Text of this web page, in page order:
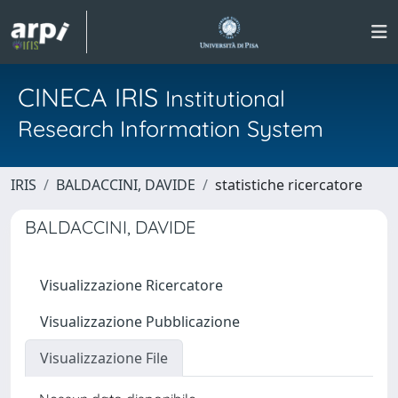
CINECA IRIS Institutional
Research Information System
IRIS BALDACCINI, DAVIDE statistiche ricercatore
BALDACCINI, DAVIDE
Visualizzazione Ricercatore
Visualizzazione Pubblicazione
Visualizzazione File